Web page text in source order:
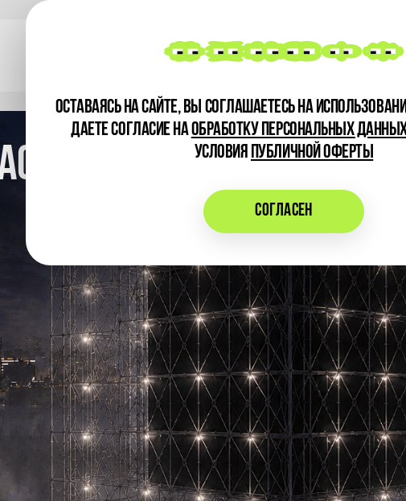
х
ОСТАВАЯСЬ НА САЙТЕ, ВЫ СОГЛАШАЕТЕСЬ НА
ДАЕТЕ СОГЛАСИЕ НАОБРАБОТКУ ПЕРСОНАЛЬНЫХ
УСЛОВИЯ ПУБЛИЧНОЙ ОФЕРТЫ
СОГЛАСЕН